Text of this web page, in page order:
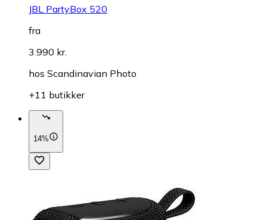
JBL PartyBox 520
fra
3.990 kr.
hos Scandinavian Photo
+11 butikker
14%